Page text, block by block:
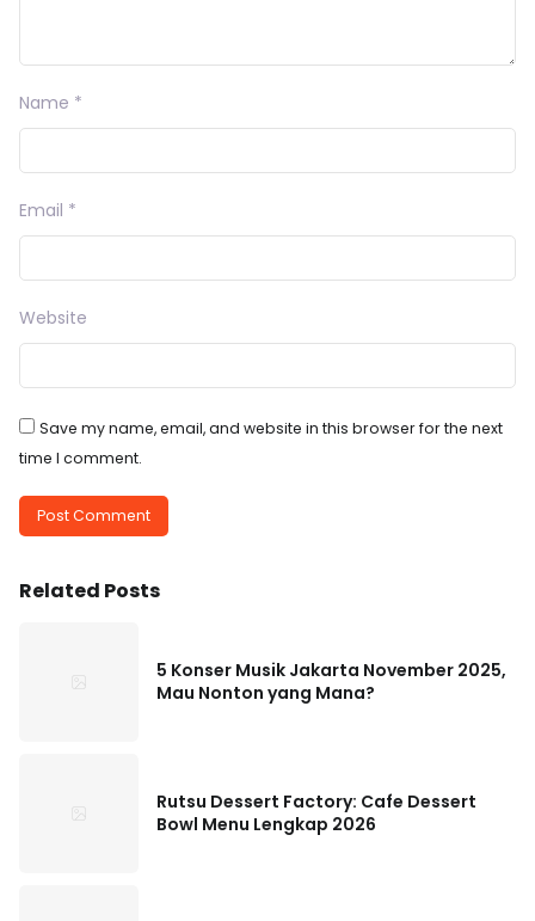
Name *
Email *
Website
Save my name, email, and website in this browser for the next
time I comment.
Related Posts
5 Konser Musik Jakarta November 2025,
Mau Nonton yang Mana?
Rutsu Dessert Factory: Cafe Dessert
Bowl Menu Lengkap 2026